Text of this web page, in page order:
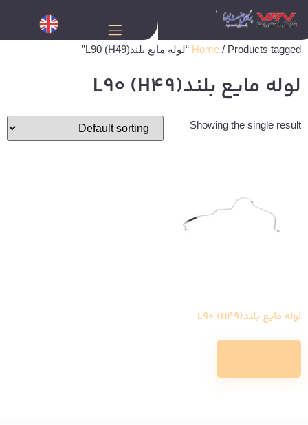
Home / Products tagged “لوله مایع بلندL90 (H49)”
لوله مایع بلندL90 (H49)
Showing the single result
لوله مایع بلندL90 (H49)